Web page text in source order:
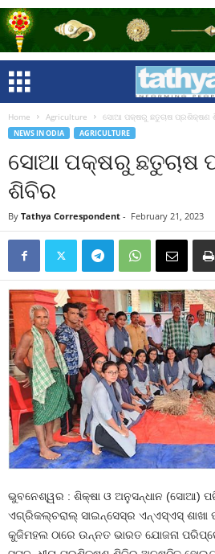
Home Agriculture ସୋଆ ପକ୍ଷରୁ ଛତୁଚାଷ ପ୍ରଶିକ୍ଷଣ
NEWS IN ODIA AGRICULTURE
ସୋଆ ପକ୍ଷରୁ ଛତୁଚାଷ
ଶିବିର
By Tathya Correspondent - February 21, 2023
ଭୁବନେଶ୍ୱର : ଶିକ୍ଷା ଓ ଅନୁସନ୍ଧାନ (ସୋଆ)
ଏଗ୍ରିକଲ୍‌ଚରାଲ୍ ସାଇନ୍‌ସେସ୍‌ର ଏନ୍‌ଏସ୍‌ଏସ୍ ଶାଖା
କୁଜିମହଲ ଠାରେ ଉନ୍ନତ ଭାରତ ଯୋଜନା